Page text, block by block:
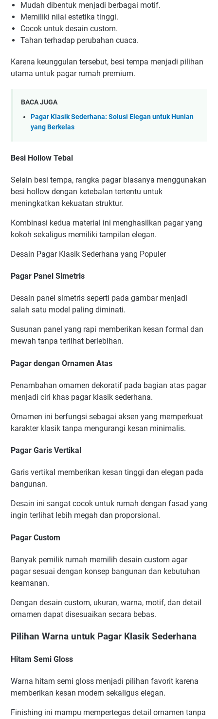
Mudah dibentuk menjadi berbagai motif.
Memiliki nilai estetika tinggi.
Cocok untuk desain custom.
Tahan terhadap perubahan cuaca.
Karena keunggulan tersebut, besi tempa menjadi pilihan
utama untuk pagar rumah premium.
BACA JUGA
Pagar Klasik Sederhana: Solusi Elegan untuk Hunian
yang Berkelas
Besi Hollow Tebal
Selain besi tempa, rangka pagar biasanya menggunakan
besi hollow dengan ketebalan tertentu untuk
meningkatkan kekuatan struktur.
Kombinasi kedua material ini menghasilkan pagar yang
kokoh sekaligus memiliki tampilan elegan.
Desain Pagar Klasik Sederhana yang Populer
Pagar Panel Simetris
Desain panel simetris seperti pada gambar menjadi
salah satu model paling diminati.
Susunan panel yang rapi memberikan kesan formal dan
mewah tanpa terlihat berlebihan.
Pagar dengan Ornamen Atas
Penambahan ornamen dekoratif pada bagian atas pagar
menjadi ciri khas pagar klasik sederhana.
Ornamen ini berfungsi sebagai aksen yang memperkuat
karakter klasik tanpa mengurangi kesan minimalis.
Pagar Garis Vertikal
Garis vertikal memberikan kesan tinggi dan elegan pada
bangunan.
Desain ini sangat cocok untuk rumah dengan fasad yang
ingin terlihat lebih megah dan proporsional.
Pagar Custom
Banyak pemilik rumah memilih desain custom agar
pagar sesuai dengan konsep bangunan dan kebutuhan
keamanan.
Dengan desain custom, ukuran, warna, motif, dan detail
ornamen dapat disesuaikan secara bebas.
Pilihan Warna untuk Pagar Klasik Sederhana
Hitam Semi Gloss
Warna hitam semi gloss menjadi pilihan favorit karena
memberikan kesan modern sekaligus elegan.
Finishing ini mampu mempertegas detail ornamen tanpa